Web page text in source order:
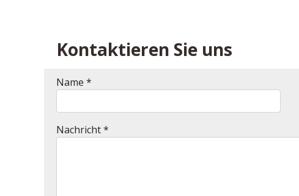
Kontaktieren Sie uns
Name *
Nachricht*